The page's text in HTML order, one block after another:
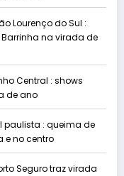
Lourenço do Sul :
na virada de
Central : shows
de ano
paulista : queima de
e no centro
Seguro traz virada